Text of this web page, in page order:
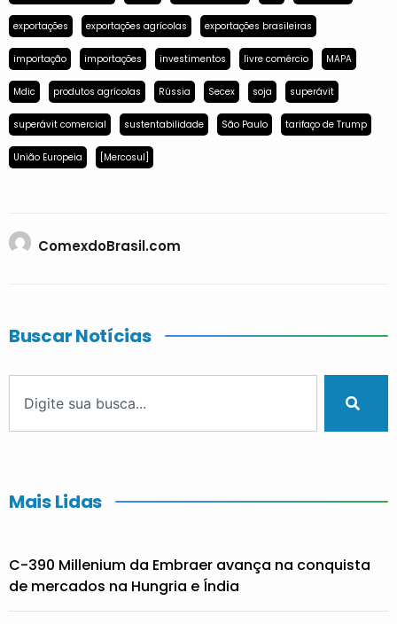
exportações exportações agrícolas exportações brasileiras
importação importações investimentos livre comércio MAPA
Mdic produtos agrícolas Rússia Secex soja superávit
superávit comercial sustentabilidade São Paulo tarifaço de Trump
União Europeia [Mercosul]
ComexdoBrasil.com
Buscar Notícias
Mais Lidas
C-390 Millenium da Embraer avança na conquista
de mercados na Hungria e Índia